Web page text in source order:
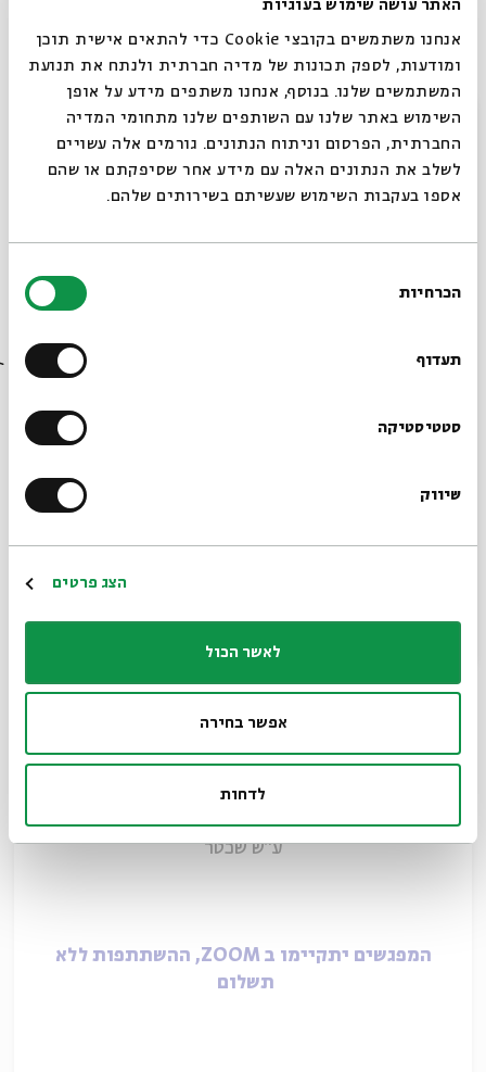
האתר עושה שימוש בעוגיות
אנחנו משתמשים בקובצי Cookie כדי להתאים אישית תוכן
ומודעות, לספק תכונות של מדיה חברתית ולנתח את תנועת
המשתמשים שלנו. בנוסף, אנחנו משתפים מידע על אופן
השימוש באתר שלנו עם השותפים שלנו מתחומי המדיה
החברתית, הפרסום וניתוח הנתונים. גורמים אלה עשויים
לשלב את הנתונים האלה עם מידע אחר שסיפקתם או שהם
אספו בעקבות השימוש שעשיתם בשירותים שלהם.
הסכמה
הכרחיות
תעדוף
סטטיסטיקה
שיווק
הצג פרטים
לאשר הכול
אפשר בחירה
לדחות
28.06.2020 -
08.07.2020 | ו בתמוז -
ט"ז בתמוז
ראשון - חמישי | בשעה 9:00 | אורך
המפגש 30 דקות
מסע עיוני בעקבות תהליך היווצרותן של הלכות שבת
יום השבת עבר דרך ארוכה ומרתקת עד לאופן שבו
בסדרה נדון בהיווצרותם של איסורי השבת
דרך התייחסויות בספרות בית שני, ועד למסורות
ההלכה.
מפעם לפעם, נציץ כיצד דיוני בסיס אלו משפיעים על
עיצוב איסורי שבת במאה ה-21.
הרב אבי נוביס-דויטשהוא דיקן בית המדרש לרבנים
ע"ש שכטר
המפגשים יתקיימו ב ZOOM, ההשתתפות ללא
תשלום
סגור